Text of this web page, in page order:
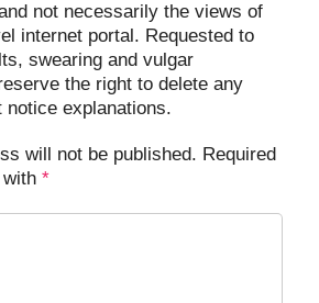
not necessarily the views of
internet portal. Requested to
swearing and vulgar
the right to delete any
notice explanations.
will not be published. Required
with*